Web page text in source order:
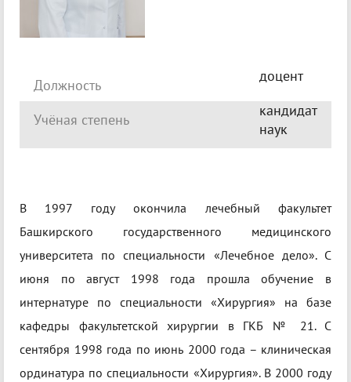
Должность
доцент
Учёная степень
кандидат
наук
В 1997 году окончила лечебный факультет
Башкирского государственного медицинского
университета по специальности «Лечебное дело». С
июня по август 1998 года прошла обучение в
интернатуре по специальности «Хирургия» на базе
кафедры факультетской хирургии в ГКБ № 21. С
сентября 1998 года по июнь 2000 года – клиническая
ординатура по специальности «Хирургия». В 2000 году